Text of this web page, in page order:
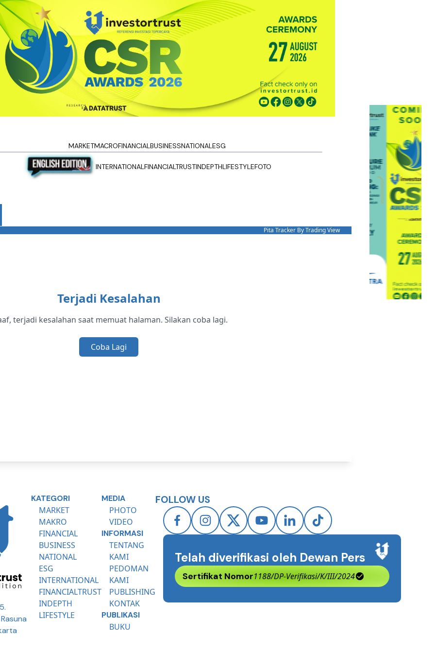
MARKETMACROFINANCIALBUSINESSNATIONALESG
INTERNATIONALFINANCIALTRUSTINDEPTHLIFESTYLEFOTO
Pita Tracker By Trading View
Terjadi Kesalahan
terjadi kesalahan saat memuat halaman. Silakan coba lagi.
Coba Lagi
KATEGORI
MARKET
MAKRO
FINANCIAL
BUSINESS
NATIONAL
ESG
INTERNATIONAL
FINANCIALTRUST
INDEPTH
LIFESTYLE
MEDIA
PHOTO
VIDEO
INFORMASI
TENTANG
KAMI
PEDOMAN
KAMI
PUBLISHING
KONTAK
PUBLIKASI
BUKU
FOLLOW US
Telah diverifikasi oleh Dewan Pers
Sertifikat Nomor1188/DP-Verifikasi/K/III/2024